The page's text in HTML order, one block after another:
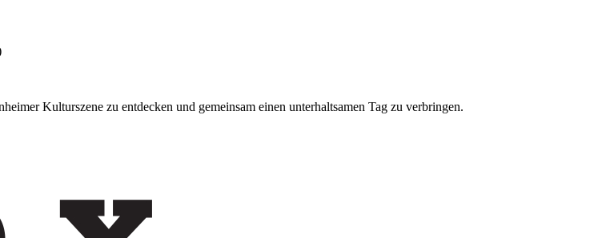
Kulturszene zu entdecken und gemeinsam einen unterhaltsamen Tag zu verbringen.